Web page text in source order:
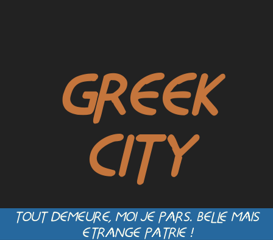
GREEK
CITY
TOUT DEMEURE, MOI JE PARS. BEL LE MAIS
ETRANGE PATRIE !